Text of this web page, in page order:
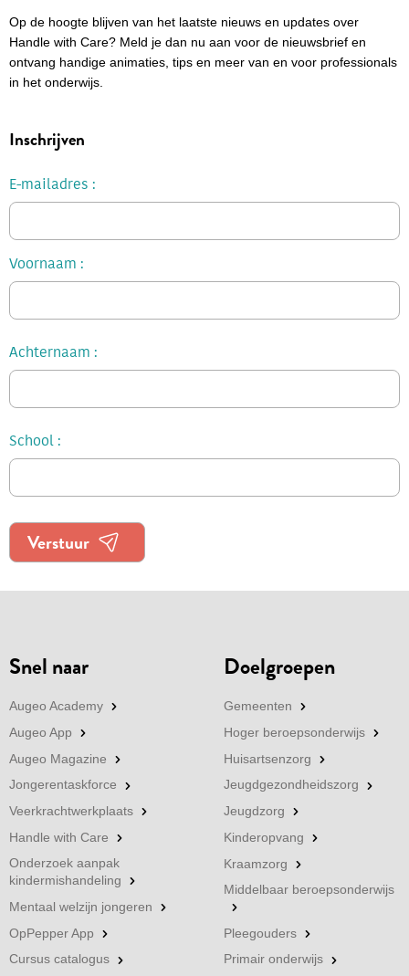
Op de hoogte blijven van het laatste nieuws en updates over
Handle with Care? Meld je dan nu aan voor de nieuwsbrief en
ontvang handige animaties, tips en meer van en voor professionals
in het onderwijs.
Inschrijven
E-mailadres
Voornaam
Achternaam
School
Snel naar
Augeo Academy
Augeo App
Augeo Magazine
Jongerentaskforce
Veerkrachtwerkplaats
Handle with Care
Onderzoek aanpak
kindermishandeling
Mentaal welzijn jongeren
OpPepper App
Cursus catalogus
Doelgroepen
Gemeenten
Hoger beroepsonderwijs
Huisartsenzorg
Jeugdgezondheidszorg
Jeugdzorg
Kinderopvang
Kraamzorg
Middelbaar beroepsonderwijs
Pleegouders
Primair onderwijs